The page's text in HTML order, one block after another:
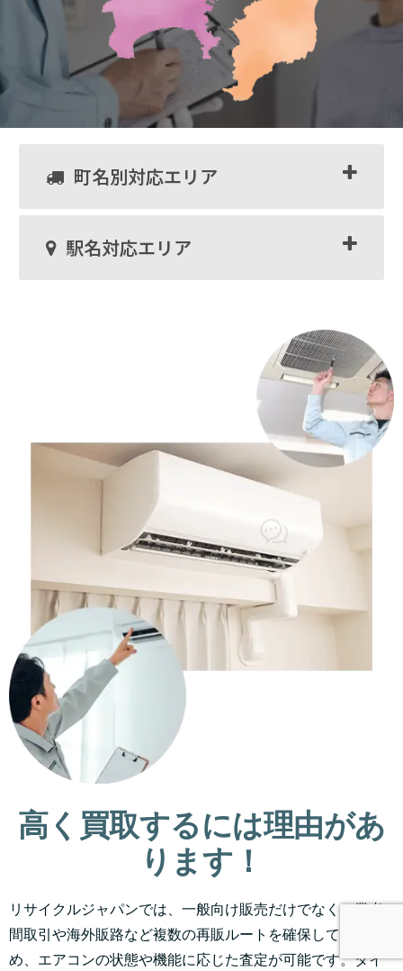
町名別対応エリア
駅名対応エリア
高く買取するには理由があ
ります！
リサイクルジャパンでは、一般向け販売だけでなく、業者
間取引や海外販路など複数の再販ルートを確保しているた
め、エアコンの状態や機能に応じた査定が可能です。ダイ